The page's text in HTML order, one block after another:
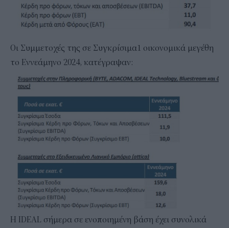
Οι Συμμετοχές της σε Συγκρίσιμα1 οικονομικά μεγέθη
το Εννεάμηνο 2024, κατέγραψαν:
Η IDEAL σήμερα σε ενοποιημένη βάση έχει συνολικά